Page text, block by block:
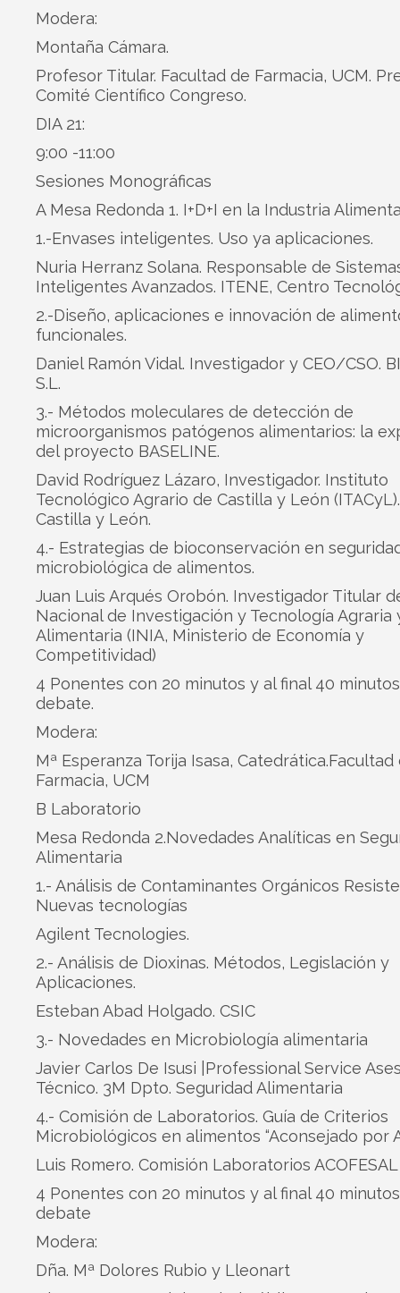
Modera:
Montaña Cámara.
Profesor Titular. Facultad de Farmacia, UCM.
Comité Científico Congreso.
DIA 21:
9:00 -11:00
Sesiones Monográficas
A Mesa Redonda 1. I+D+I en la Industria
1.-Envases inteligentes. Uso ya aplicaciones.
Nuria Herranz Solana. Responsable de
Inteligentes Avanzados. ITENE, Centro
2.-Diseño, aplicaciones e innovación de
funcionales.
Daniel Ramón Vidal. Investigador y CEO/CSO.
S.L.
3.- Métodos moleculares de detección de
microorganismos patógenos alimentarios: la
del proyecto BASELINE.
David Rodríguez Lázaro, Investigador. Instituto
Tecnológico Agrario de Castilla y León
Castilla y León.
4.- Estrategias de bioconservación en
microbiológica de alimentos.
Juan Luis Arqués Orobón. Investigador Titular
Nacional de Investigación y Tecnología Agraria
Alimentaria (INIA, Ministerio de Economía y
Competitividad)
4 Ponentes con 20 minutos y al final 40
debate.
Modera:
Mª Esperanza Torija Isasa, Catedrática.Facultad
Farmacia, UCM
B Laboratorio
Mesa Redonda 2.Novedades Analíticas en
Alimentaria
1.- Análisis de Contaminantes Orgánicos
Nuevas tecnologías
Agilent Tecnologies.
2.- Análisis de Dioxinas. Métodos, Legislación y
Aplicaciones.
Esteban Abad Holgado. CSIC
3.- Novedades en Microbiología alimentaria
Javier Carlos De Isusi |Professional Service
Técnico. 3M Dpto. Seguridad Alimentaria
4.- Comisión de Laboratorios. Guía de Criterios
Microbiológicos en alimentos “Aconsejado por
Luis Romero. Comisión Laboratorios ACOFESAL
4 Ponentes con 20 minutos y al final 40
debate
Modera:
Dña. Mª Dolores Rubio y Lleonart